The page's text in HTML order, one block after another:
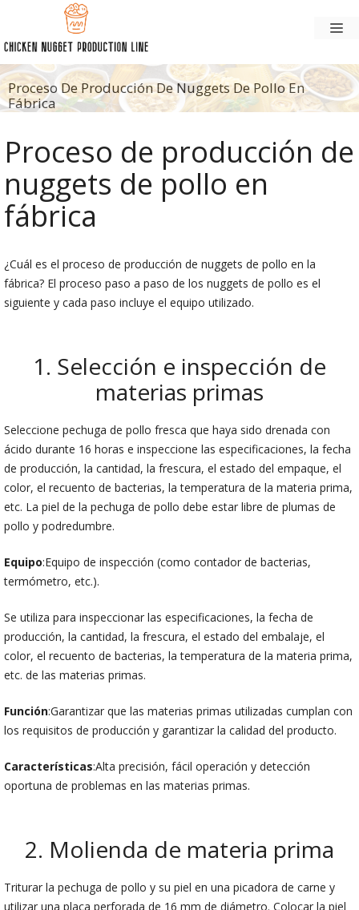
contenido
Proceso De Producción De Nuggets De Pollo En
Fábrica
Proceso de producción de
nuggets de pollo en
fábrica
¿Cuál es el proceso de producción de nuggets de pollo en la
fábrica? El proceso paso a paso de los nuggets de pollo es el
siguiente y cada paso incluye el equipo utilizado.
1. Selección e inspección de
materias primas
Seleccione pechuga de pollo fresca que haya sido drenada con
ácido durante 16 horas e inspeccione las especificaciones, la fecha
de producción, la cantidad, la frescura, el estado del empaque, el
color, el recuento de bacterias, la temperatura de la materia prima,
etc. La piel de la pechuga de pollo debe estar libre de plumas de
pollo y podredumbre.
Equipo:Equipo de inspección (como contador de bacterias,
termómetro, etc.).
Se utiliza para inspeccionar las especificaciones, la fecha de
producción, la cantidad, la frescura, el estado del embalaje, el
color, el recuento de bacterias, la temperatura de la materia prima,
etc. de las materias primas.
Función:Garantizar que las materias primas utilizadas cumplan con
los requisitos de producción y garantizar la calidad del producto.
Características:Alta precisión, fácil operación y detección
oportuna de problemas en las materias primas.
2. Molienda de materia prima
Triturar la pechuga de pollo y su piel en una picadora de carne y
utilizar una placa perforada de 16 mm de diámetro. Colocar la piel